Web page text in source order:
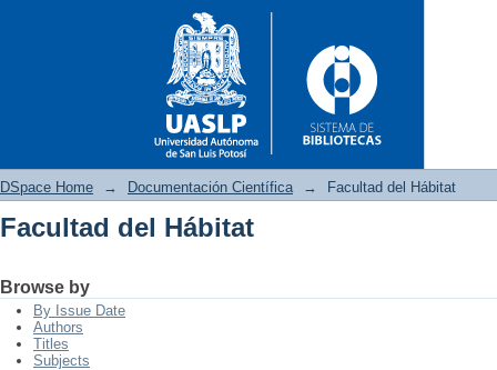
DSpace Home → Documentación Científica → Facultad del Hábitat
Facultad del Hábitat
Browse by
By Issue Date
Authors
Titles
Subjects